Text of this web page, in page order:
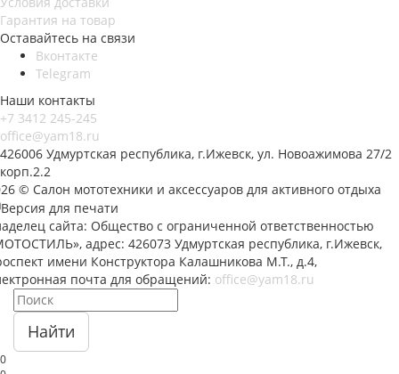
Гарантия на товар
Оставайтесь на связи
Вконтакте
Telegram
Наши контакты
+7 3412 245-245
office@yam18.ru
426006 Удмуртская республика, г.Ижевск, ул. Новоажимова 27/2
корп.2.2
© Салон мототехники и аксессуаров для активного отдыха
Версия для печати
сайта: Общество с ограниченной ответственностью
адрес: 426073 Удмуртская республика, г.Ижевск,
имени Конструктора Калашникова М.Т., д.4,
почта для обращений: office@yam18.ru
Найти
0